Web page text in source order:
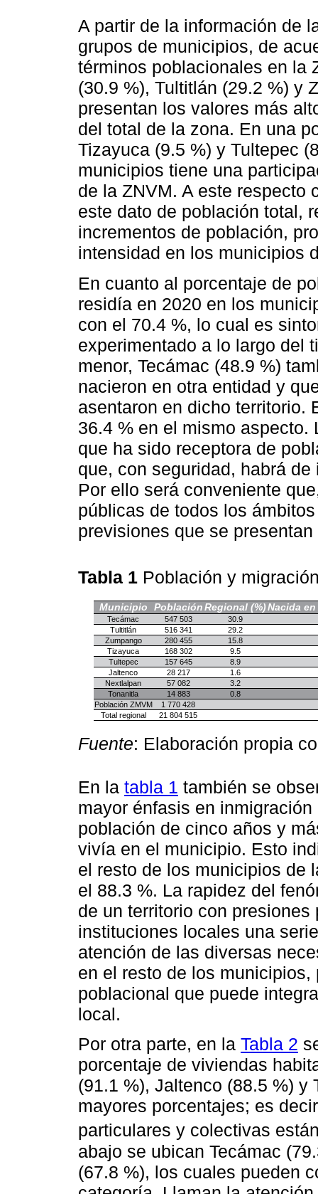
A partir de la información de
grupos de municipios, de
términos poblacionales en la
(30.9 %), Tultitlán (29.2 %) y
presentan los valores más
del total de la zona. En una
Tizayuca (9.5 %) y Tultepec
municipios tiene una
de la ZNVM. A este respecto
este dato de población total,
incrementos de población,
intensidad en los municipios
En cuanto al porcentaje de
residía en 2020 en los
con el 70.4 %, lo cual es
experimentado a lo largo del
menor, Tecámac (48.9 %)
nacieron en otra entidad y
asentaron en dicho territorio.
36.4 % en el mismo
que ha sido receptora de
que, con seguridad, habrá
Por ello será conveniente
públicas de todos los
previsiones que se
Tabla 1 Población y
Municipio Población Regional (%) Nacida
Tecámac 547 503
30.9
Tultitlán
516 341
29.2
Zumpango
280 455
15.8
Tizayuca
168 302
9.5
Tultepec
157 645
8.9
Jaltenco
28 217
1.6
Nextlalpan
57 082
3.2
Tonanitla
14 883
0.8
Población ZMVM
1 770 428
Total regional
21 804 515
Fuente: Elaboración propia
En la tabla 1 también se
mayor énfasis en
población de cinco años y
vivía en el municipio. Esto
el resto de los municipios de
el 88.3 %. La rapidez del
de un territorio con
instituciones locales una
atención de las diversas
en el resto de los
poblacional que puede
local.
Por otra parte, en la Tabla 2
porcentaje de viviendas
(91.1 %), Jaltenco (88.5 %) y
mayores porcentajes; es
particulares y colectivas
abajo se ubican Tecámac
(67.8 %), los cuales pueden